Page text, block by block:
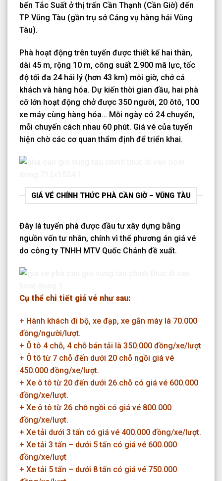
bến Tắc Suất ở thị trấn Cần Thạnh (Cần Giờ) đến
TP Vũng Tàu (gần trụ sở Cảng vụ hàng hải Vũng
Tàu).
Phà hoạt động trên tuyến được thiết kế hai thân,
dài 45 m, rộng 10 m, công suất 2.900 mã lực, tốc
độ tối đa 24 hải lý (hơn 43 km) mỗi giờ, chở cả
khách và hàng hóa. Dự kiến thời gian đầu, hai phà
cỡ lớn hoạt động chở được 350 người, 20 ôtô, 100
xe máy cùng hàng hóa… Mỗi ngày có 24 chuyến,
mỗi chuyến cách nhau 60 phút. Giá vé của tuyến
hiện chờ các cơ quan thẩm định để triển khai.
GIÁ VÉ CHÍNH THỨC PHÀ CẦN GIỜ – VŨNG TÀU
Đây là tuyến phà được đầu tư xây dựng bằng
nguồn vốn tư nhân, chính vì thế phương án giá vé
do công ty TNHH MTV Quốc Chánh đề xuất.
Cụ thể chi tiết giá vé như sau:
+ Hành khách đi bộ, xe đạp, xe gắn máy là 70.000
đồng/người/lượt.
+ Ô tô 4 chỗ, 4 chỗ bán tải là 350.000 đồng/xe/lượt
+ Ô tô từ 7 chỗ đến dưới 20 chỗ ngồi giá vé
450.000 đồng/xe/lượt.
+ Xe ô tô từ 20 đến dưới 26 chỗ có giá vé 600.000
đồng/xe/lượt.
+ Xe ô tô từ 26 chỗ ngồi có giá vé 800.000
đồng/xe/lượt.
+ Xe tải dưới 3 tấn có giá vé 400.000 đồng/xe/lượt.
+ Xe tải 3 tấn – dưới 5 tấn có giá vé 600.000
đồng/xe/lượt
+ Xe tải 5 tấn – dưới 8 tấn có giá vé 750.000